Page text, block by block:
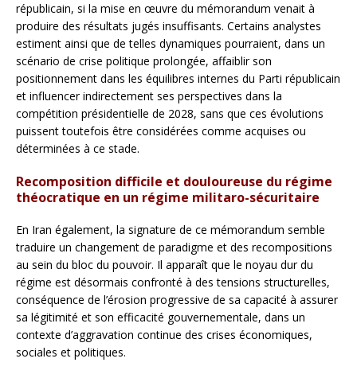
républicain, si la mise en œuvre du mémorandum venait à
produire des résultats jugés insuffisants. Certains analystes
estiment ainsi que de telles dynamiques pourraient, dans un
scénario de crise politique prolongée, affaiblir son
positionnement dans les équilibres internes du Parti républicain
et influencer indirectement ses perspectives dans la
compétition présidentielle de 2028, sans que ces évolutions
puissent toutefois être considérées comme acquises ou
déterminées à ce stade.
Recomposition difficile et douloureuse du régime
théocratique en un régime militaro-sécuritaire
En Iran également, la signature de ce mémorandum semble
traduire un changement de paradigme et des recompositions
au sein du bloc du pouvoir. Il apparaît que le noyau dur du
régime est désormais confronté à des tensions structurelles,
conséquence de l’érosion progressive de sa capacité à assurer
sa légitimité et son efficacité gouvernementale, dans un
contexte d’aggravation continue des crises économiques,
sociales et politiques.